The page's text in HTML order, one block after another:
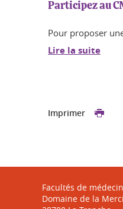
Participez au
Pour proposer
Lire la suite
Imprimer
Facultés de
Domaine de la Merci